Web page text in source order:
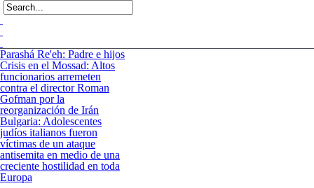
Parashá Re'eh: Padre e hijos
Crisis en el Mossad: Altos
funcionarios arremeten
contra el director Roman
Gofman por la
reorganización de Irán
Bulgaria: Adolescentes
judíos italianos fueron
víctimas de un ataque
antisemita en medio de una
creciente hostilidad en toda
Europa